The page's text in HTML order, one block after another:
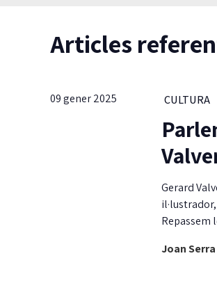
Articles
09 gener 2025 CULTURA
Gerard
Repassem
Joan Serra